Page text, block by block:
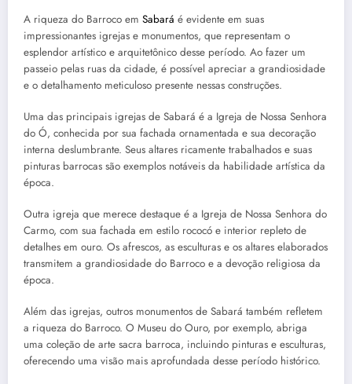
A riqueza do Barroco em Sabará é evidente em suas
impressionantes igrejas e monumentos, que representam o
esplendor artístico e arquitetônico desse período. Ao fazer um
passeio pelas ruas da cidade, é possível apreciar a grandiosidade
e o detalhamento meticuloso presente nessas construções.
Uma das principais igrejas de Sabará é a Igreja de Nossa Senhora
do Ó, conhecida por sua fachada ornamentada e sua decoração
interna deslumbrante. Seus altares ricamente trabalhados e suas
pinturas barrocas são exemplos notáveis da habilidade artística da
época.
Outra igreja que merece destaque é a Igreja de Nossa Senhora do
Carmo, com sua fachada em estilo rococó e interior repleto de
detalhes em ouro. Os afrescos, as esculturas e os altares elaborados
transmitem a grandiosidade do Barroco e a devoção religiosa da
época.
Além das igrejas, outros monumentos de Sabará também refletem
a riqueza do Barroco. O Museu do Ouro, por exemplo, abriga
uma coleção de arte sacra barroca, incluindo pinturas e esculturas,
oferecendo uma visão mais aprofundada desse período histórico.